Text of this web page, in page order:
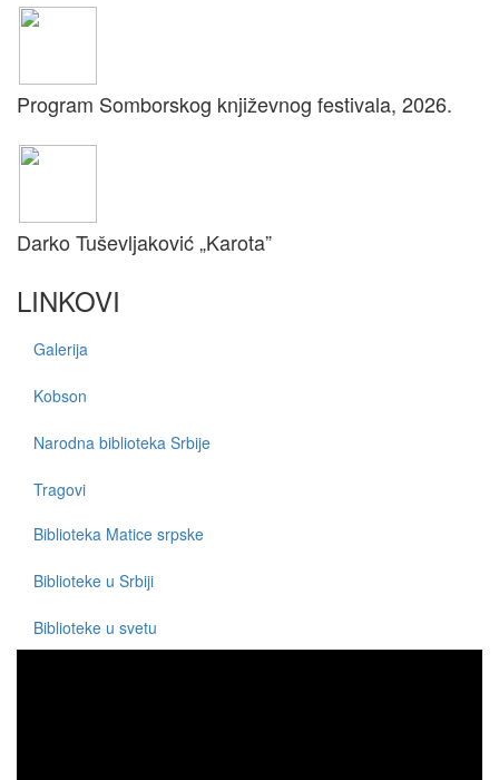
Program Somborskog književnog festivala, 2026.
Darko Tuševljaković „Karota”
LINKOVI
Galerija
Kobson
Narodna biblioteka Srbije
Tragovi
Biblioteka Matice srpske
Biblioteke u Srbiji
Biblioteke u svetu